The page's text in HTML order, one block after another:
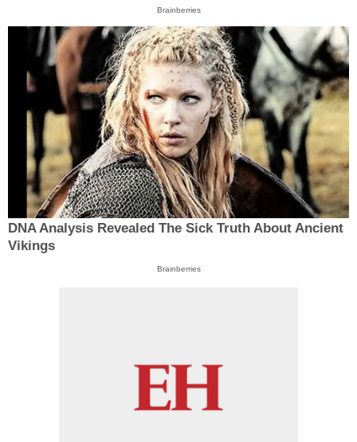
Brainberries
DNA Analysis Revealed The Sick Truth About Ancient
Vikings
Brainberries